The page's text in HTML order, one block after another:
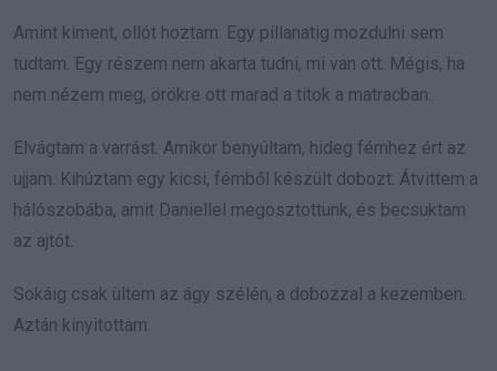
Amint kiment, ollót hoztam. Egy pillanatig mozdulni sem
tudtam. Egy részem nem akarta tudni, mi van ott. Mégis, ha
nem nézem meg, örökre ott marad a titok a matracban.
Elvágtam a varrást. Amikor benyúltam, hideg fémhez ért az
ujjam. Kihúztam egy kicsi, fémből készült dobozt. Átvittem a
hálószobába, amit Daniellel megosztottunk, és becsuktam
az ajtót.
Sokáig csak ültem az ágy szélén, a dobozzal a kezemben.
Aztán kinyitottam.